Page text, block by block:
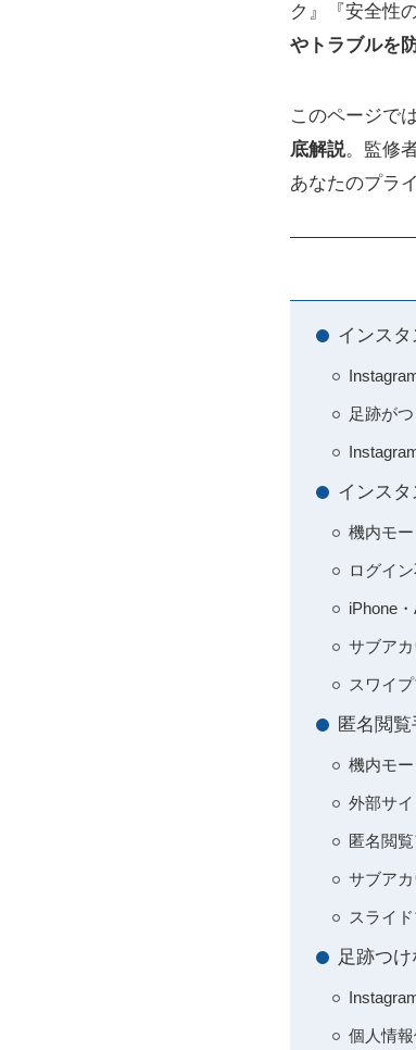
ク』『安全性
やトラブルを
このページで
底解説。監修
あなたのプラ
インス
足跡が
インス
機内モ
ログイ
iPhone
サブア
スワイ
匿名閲
機内モ
外部サ
匿名閲
サブア
スライ
足跡つ
個人情